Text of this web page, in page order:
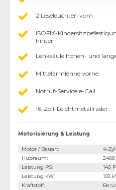
2 Leseleuchten vorn
ISOFIX-
hinten
Lenksäule höhen- und
Mittelarmlehne vorne
Notruf-Service e-Call
16-Zoll-Leichtmetallräder
Motorisierung & Leistung
Motor / Bauart:
4-
Hubraum:
Leistung PS:
140
Leistung kW:
103
Kraftstoff: